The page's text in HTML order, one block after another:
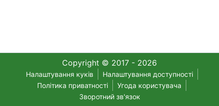
Copyright © 2017 - 2026
Налаштування куків
Налаштування доступності
Політика приватності
Угода користувача
Зворотний зв'язок